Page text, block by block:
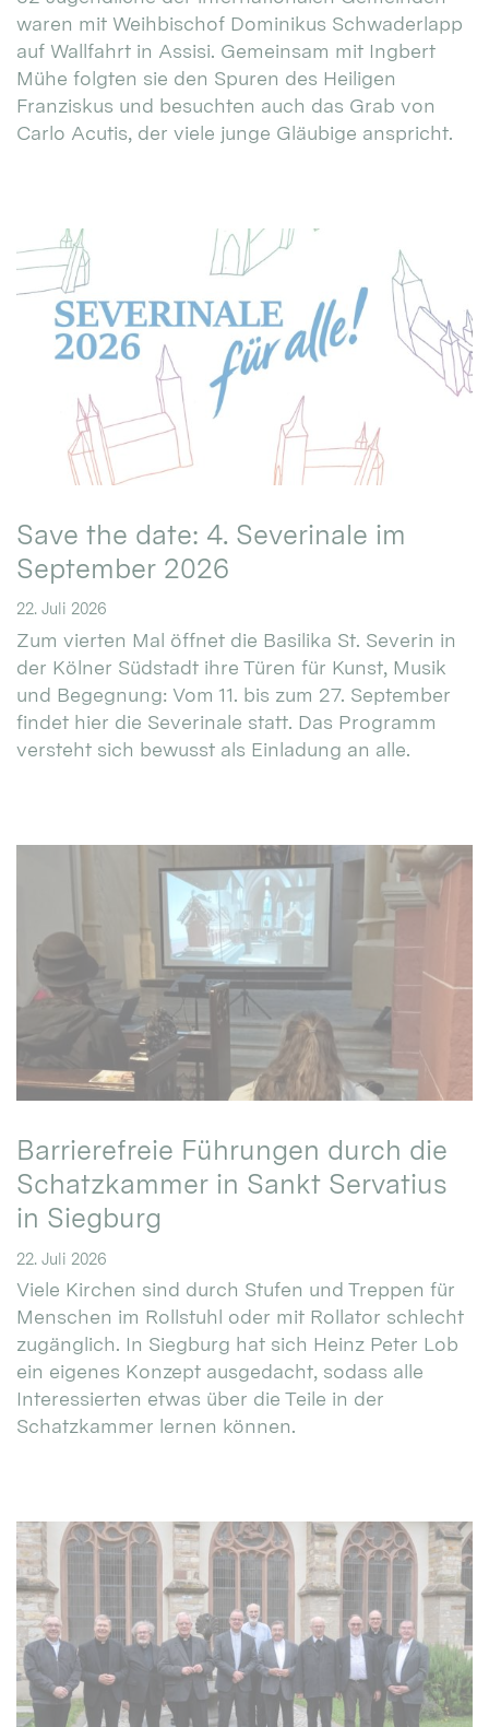
waren mit Weihbischof Dominikus Schwaderlapp
auf Wallfahrt in Assisi. Gemeinsam mit Ingbert
Mühe folgten sie den Spuren des Heiligen
Franziskus und besuchten auch das Grab von
Carlo Acutis, der viele junge Gläubige anspricht.
Save the date: 4. Severinale im
September 2026
22. Juli 2026
Zum vierten Mal öffnet die Basilika St. Severin in
der Kölner Südstadt ihre Türen für Kunst, Musik
und Begegnung: Vom 11. bis zum 27. September
findet hier die Severinale statt. Das Programm
versteht sich bewusst als Einladung an alle.
Barrierefreie Führungen durch die
Schatzkammer in Sankt Servatius
in Siegburg
22. Juli 2026
Viele Kirchen sind durch Stufen und Treppen für
Menschen im Rollstuhl oder mit Rollator schlecht
zugänglich. In Siegburg hat sich Heinz Peter Lob
ein eigenes Konzept ausgedacht, sodass alle
Interessierten etwas über die Teile in der
Schatzkammer lernen können.